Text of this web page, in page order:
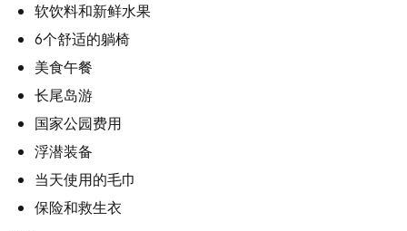
软饮料和新鲜水果
6个舒适的躺椅
美食午餐
长尾岛游
国家公园费用
浮潜装备
当天使用的毛巾
保险和救生衣